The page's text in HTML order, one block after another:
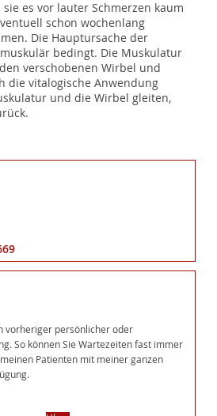
es vor lauter Schmerzen kaum
schon wochenlang
Die Hauptursache der
bedingt. Die Muskulatur
verschobenen Wirbel und
die vitalogische Anwendung
und die Wirbel gleiten,
vorheriger persönlicher oder
So können Sie Wartezeiten fast immer
Patienten mit meiner ganzen